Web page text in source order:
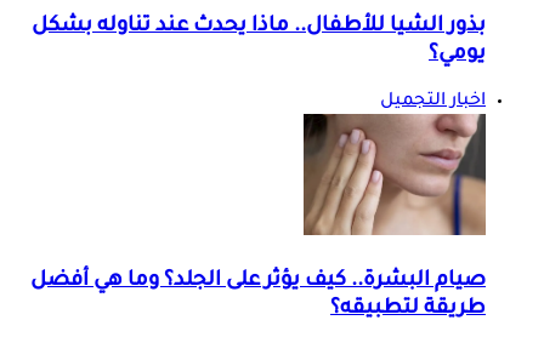
بذور الشيا للأطفال.. ماذا يحدث عند تناوله بشكل
يومي؟
اخبار التجميل
صيام البشرة.. كيف يؤثر على الجلد؟ وما هي أفضل
طريقة لتطبيقه؟